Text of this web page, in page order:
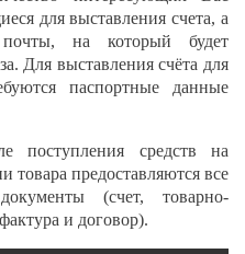
для выставления счета, а
на который будет
Для выставления счёта для
паспортные данные
поступления средств на
товара предоставляются все
(счет, товарно-
и договор).